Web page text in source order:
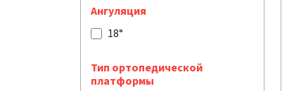
Ангуляция
18°
Тип ортопедической
платформы